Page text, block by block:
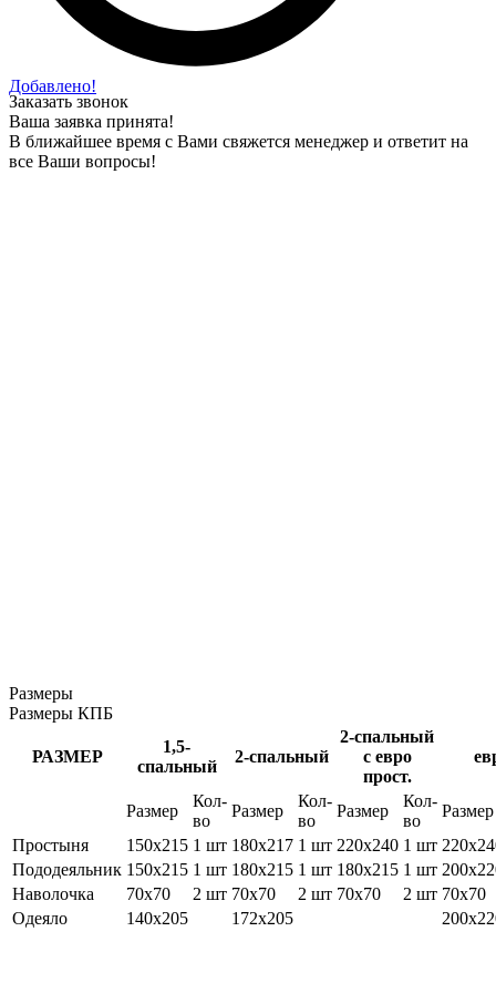
Добавлено!
Заказать звонок
Ваша заявка принята!
В ближайшее время с Вами свяжется менеджер и ответит на
все Ваши вопросы!
Размеры
Размеры КПБ
РАЗМЕР
1,5-
спальный
2-спальный
2-спальный
с евро
прост.
Размер
Кол-
во
Размер
Кол-
во
Размер
Кол-
во
Размер
Простыня
150х215 1 шт 180х217 1 шт 220х240 1 шт
Пододеяльник 150х215 1 шт 180х215 1 шт 180х215 1 шт
Наволочка
70х70 2 шт 70х70 2 шт 70х70 2 шт 70х70
Одеяло
140х205 172х205